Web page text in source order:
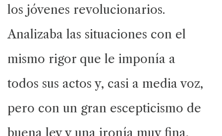
los jóvenes revolucionarios.
Analizaba las situaciones con el
mismo rigor que le imponía a
todos sus actos y, casi a media voz,
pero con un gran escepticismo de
buena ley y una ironía muy fina,